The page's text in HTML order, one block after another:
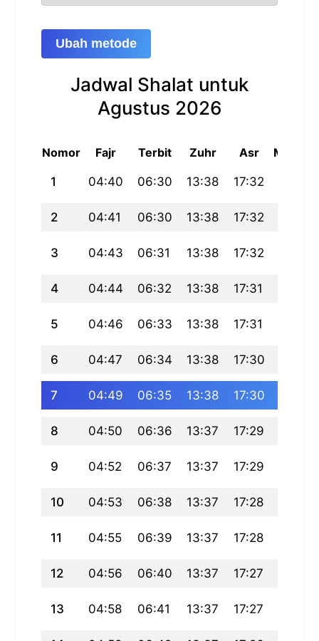
Ubah metode
Jadwal Shalat untuk
Agustus 2026
Nomor Fajr Terbit Zuhr Asr Maghrib
1 04:40 06:30 13:38 17:32
2 04:41 06:30 13:38 17:32
3 04:43 06:31 13:38 17:32
4 04:44 06:32 13:38 17:31
5 04:46 06:33 13:38 17:31
6 04:47 06:34 13:38 17:30
7 04:49 06:35 13:38 17:30
8 04:50 06:36 13:37 17:29
9 04:52 06:37 13:37 17:29
10 04:53 06:38 13:37 17:28
11 04:55 06:39 13:37 17:28
12 04:56 06:40 13:37 17:27
13 04:58 06:41 13:37 17:27